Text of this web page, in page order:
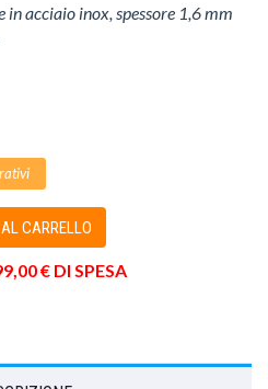
acciaio inox, spessore 1,6 mm
CARRELLO
€ DI SPESA